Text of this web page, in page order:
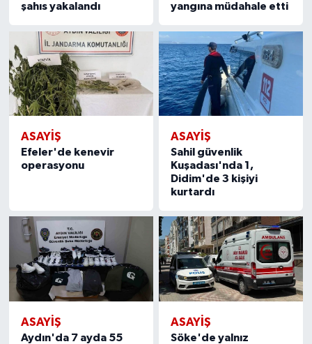
şahıs yakalandı
yangına müdahale etti
ASAYİŞ
Efeler'de kenevir
operasyonu
ASAYİŞ
Sahil güvenlik
Kuşadası'nda 1,
Didim'de 3 kişiyi
kurtardı
ASAYİŞ
Aydın'da 7 ayda 55
ASAYİŞ
Söke'de yalnız